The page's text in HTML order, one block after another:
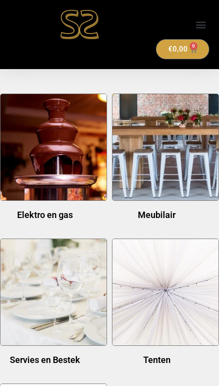
€0,00 0
Elektro en gas Meubilair
Servies en Bestek Tenten